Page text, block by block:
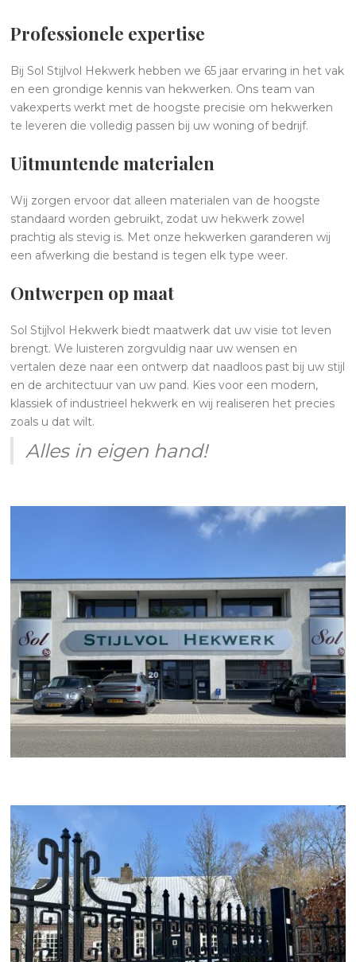
Professionele expertise
Bij Sol Stijlvol Hekwerk hebben we 65 jaar ervaring in het vak
en een grondige kennis van hekwerken. Ons team van
vakexperts werkt met de hoogste precisie om hekwerken
te leveren die volledig passen bij uw woning of bedrijf.
Uitmuntende materialen
Wij zorgen ervoor dat alleen materialen van de hoogste
standaard worden gebruikt, zodat uw hekwerk zowel
prachtig als stevig is. Met onze hekwerken garanderen wij
een afwerking die bestand is tegen elk type weer.
Ontwerpen op maat
Sol Stijlvol Hekwerk biedt maatwerk dat uw visie tot leven
brengt. We luisteren zorgvuldig naar uw wensen en
vertalen deze naar een ontwerp dat naadloos past bij uw stijl
en de architectuur van uw pand. Kies voor een modern,
klassiek of industrieel hekwerk en wij realiseren het precies
zoals u dat wilt.
Alles in eigen hand!